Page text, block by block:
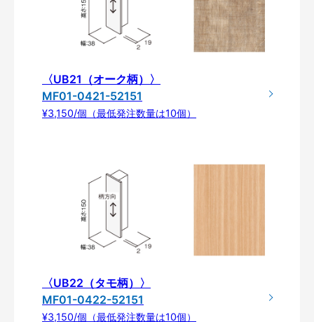
〈UB21（オーク柄）〉
MF01-0421-52151
¥3,150/個（最低発注数量は10個）
〈UB22（タモ柄）〉
MF01-0422-52151
¥3,150/個（最低発注数量は10個）